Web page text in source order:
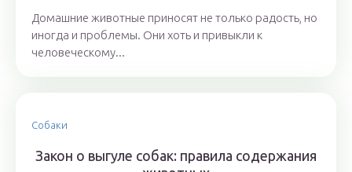
Домашние животные приносят не только радость, но
иногда и проблемы. Они хоть и привыкли к
человеческому...
Собаки
Закон о выгуле собак: правила содержания